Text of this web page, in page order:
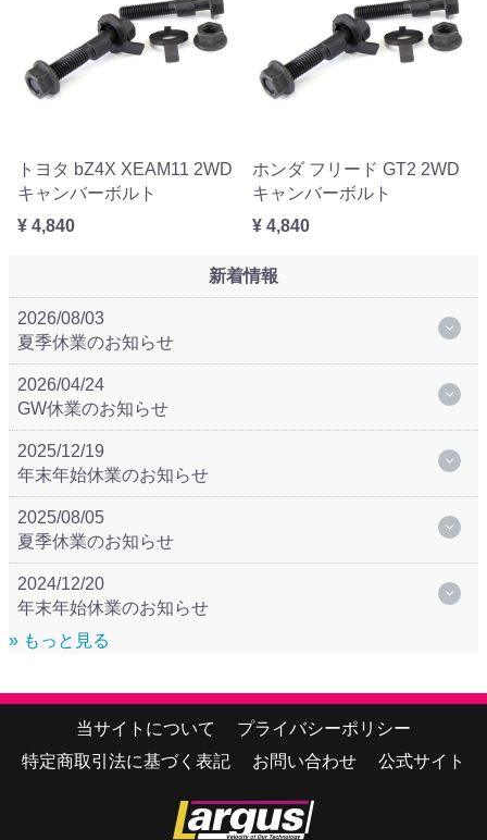
トヨタ bZ4X XEAM11 2WD
キャンバーボルト
¥ 4,840
ホンダ フリード GT2 2WD
キャンバーボルト
¥ 4,840
新着情報
2026/08/03
夏季休業のお知らせ
2026/04/24
GW休業のお知らせ
2025/12/19
年末年始休業のお知らせ
2025/08/05
夏季休業のお知らせ
2024/12/20
年末年始休業のお知らせ
» もっと見る
当サイトについて
プライバシーポリシー
特定商取引法に基づく表記
お問い合わせ 公式サイト